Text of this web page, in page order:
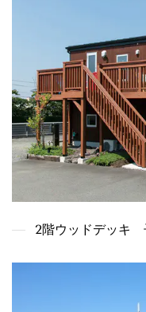
2階ウッドデッキ